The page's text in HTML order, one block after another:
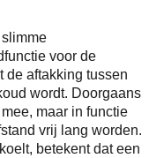
voor de
de aftakking tussen
wordt. Doorgaans
maar in functie
vrij lang worden.
betekent dat een